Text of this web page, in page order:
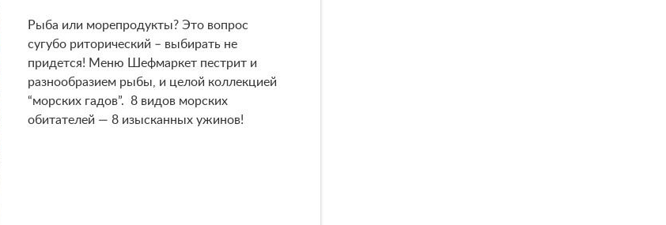
Рыба или морепродукты? Это вопрос
сугубо риторический – выбирать не
придется! Меню Шефмаркет пестрит и
разнообразием рыбы, и целой коллекцией
“морских гадов”. 8 видов морских
обитателей — 8 изысканных ужинов!